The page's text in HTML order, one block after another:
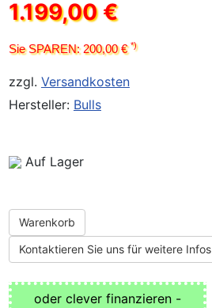
1.199,00 €
Sie SPAREN: 200,00 €*)
zzgl. Versandkosten
Hersteller: Bulls
Auf Lager
Warenkorb
Kontaktieren Sie uns für weitere Infos
oder clever finanzieren -